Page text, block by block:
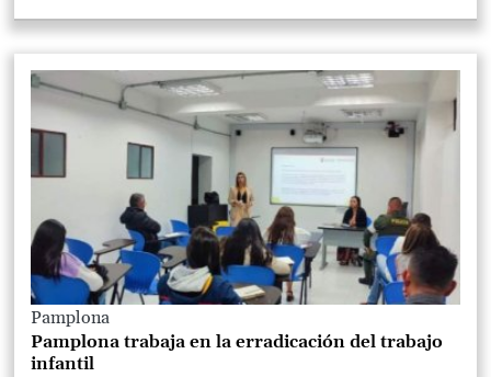
Pamplona
Pamplona trabaja en la erradicación del trabajo
infantil